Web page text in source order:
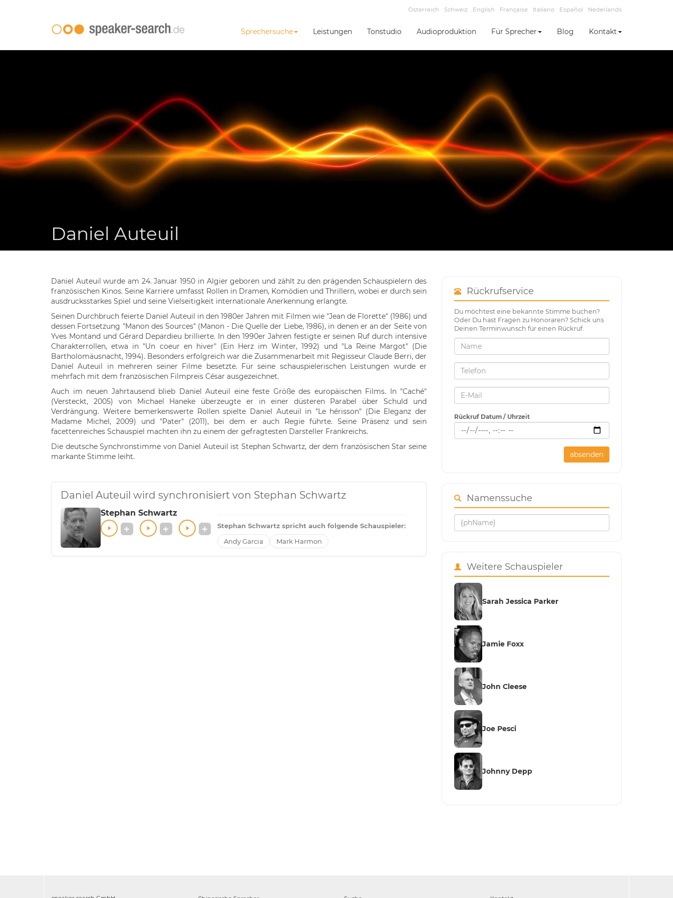
Österreich Schweiz English Française Italiano Español Nederlands
Sprechersuche Leistungen Tonstudio Audioproduktion Für Sprecher Blog Kontakt
Daniel Auteuil
Daniel Auteuil wurde am 24. Januar 1950 in Algier geboren und zählt zu den prägenden Schauspielern des
französischen Kinos. Seine Karriere umfasst Rollen in Dramen, Komödien und Thrillern, wobei er durch sein
ausdrucksstarkes Spiel und seine Vielseitigkeit internationale Anerkennung erlangte.
Seinen Durchbruch feierte Daniel Auteuil in den 1980er Jahren mit Filmen wie "Jean de Florette" (1986) und
dessen Fortsetzung "Manon des Sources" (Manon - Die Quelle der Liebe, 1986), in denen er an der Seite von
Yves Montand und Gérard Depardieu brillierte. In den 1990er Jahren festigte er seinen Ruf durch intensive
Charakterrollen, etwa in "Un coeur en hiver" (Ein Herz im Winter, 1992) und "La Reine Margot" (Die
Bartholomäusnacht, 1994). Besonders erfolgreich war die Zusammenarbeit mit Regisseur Claude Berri, der
Daniel Auteuil in mehreren seiner Filme besetzte. Für seine schauspielerischen Leistungen wurde er
mehrfach mit dem französischen Filmpreis César ausgezeichnet.
Auch im neuen Jahrtausend blieb Daniel Auteuil eine feste Größe des europäischen Films. In "Caché"
(Versteckt, 2005) von Michael Haneke überzeugte er in einer düsteren Parabel über Schuld und
Verdrängung. Weitere bemerkenswerte Rollen spielte Daniel Auteuil in "Le hérisson" (Die Eleganz der
Madame Michel, 2009) und "Pater" (2011), bei dem er auch Regie führte. Seine Präsenz und sein
facettenreiches Schauspiel machten ihn zu einem der gefragtesten Darsteller Frankreichs.
Die deutsche Synchronstimme von Daniel Auteuil ist Stephan Schwartz, der dem französischen Star seine
markante Stimme leiht.
Daniel Auteuil wird synchronisiert von Stephan Schwartz
Stephan Schwartz
Stephan Schwartz spricht auch folgende Schauspieler:
Andy Garcia
Mark Harmon
Rückrufservice
Du möchtest eine bekannte Stimme buchen?
Oder Du hast Fragen zu Honoraren? Schick uns
Deinen Terminwunsch für einen Rückruf.
Rückruf Datum / Uhrzeit
absenden
Namenssuche
Weitere Schauspieler
Sarah Jessica Parker
Jamie Foxx
John Cleese
Joe Pesci
Johnny Depp